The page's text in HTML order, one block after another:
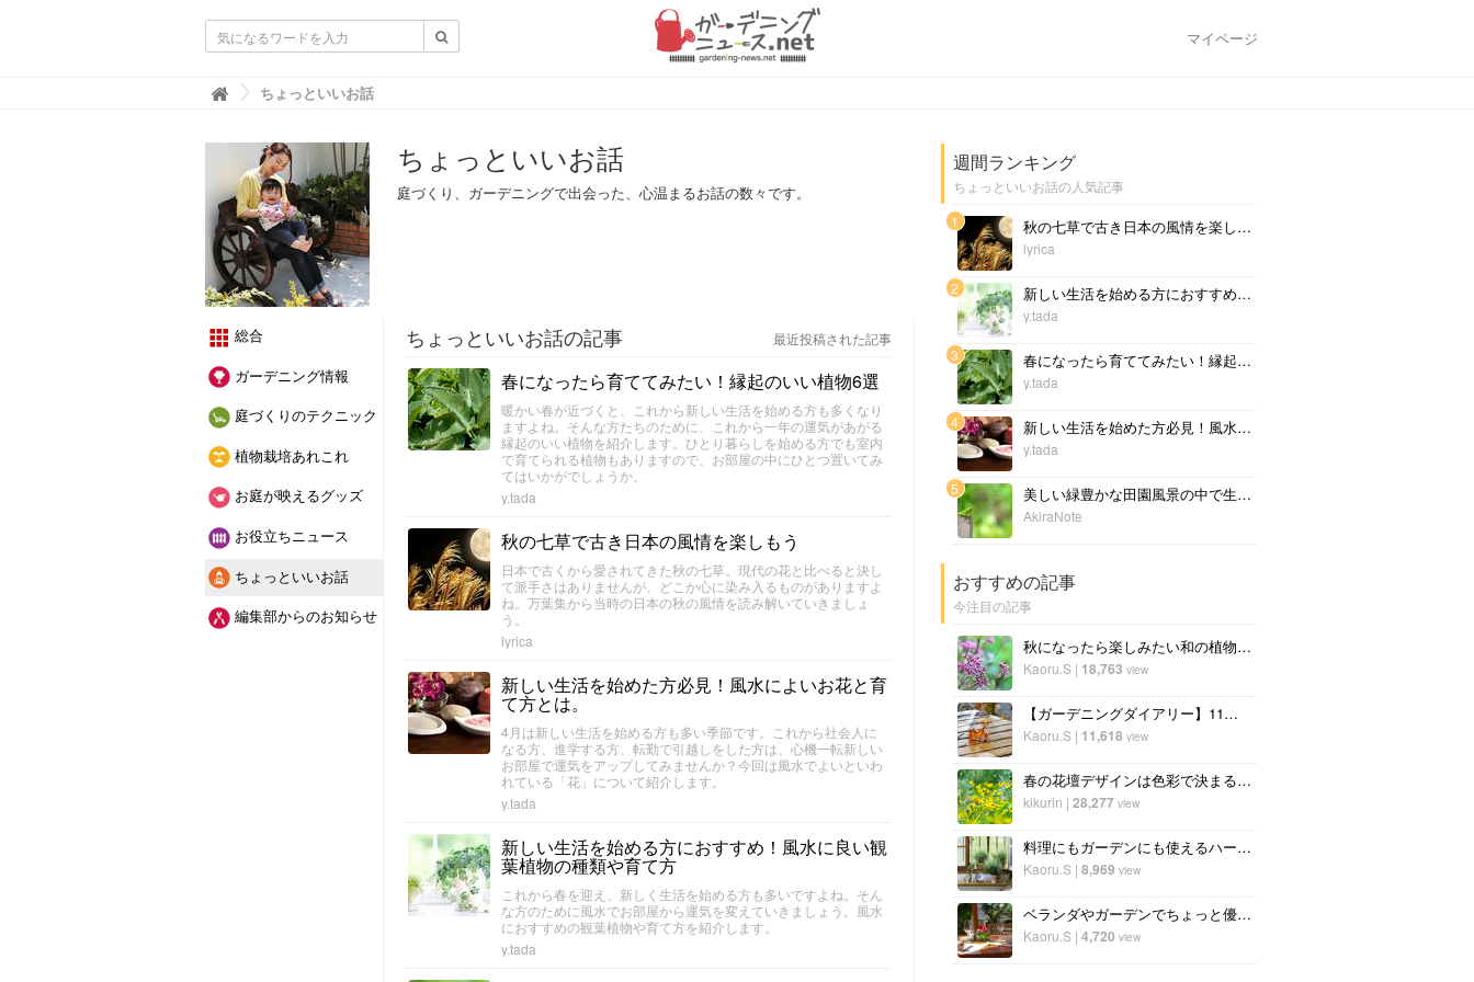
マイページ
ガーデニングニュース.net
ちょっといいお話
ちょっといいお話
庭づくり、ガーデニングで出会った、心温まるお話の数々です。
総合
ガーデニング情報
庭づくりのテクニック
植物栽培あれこれ
お庭が映えるグッズ
お役立ちニュース
ちょっといいお話
編集部からのお知らせ
ちょっといいお話の記事 最近投稿された記事
春になったら育ててみたい！縁起のいい植物6選
暖かい春が近づくと、これから新しい生活を始める方も多くなり
ますよね。そんな方たちのために、これから一年の運気があがる
縁起のいい植物を紹介します。ひとり暮らしを始める方でも室内
で育てられる植物もありますので、お部屋の中にひとつ置いてみ
てはいかがでしょうか。
y.tada
秋の七草で古き日本の風情を楽しもう
日本で古くから愛されてきた秋の七草。現代の花と比べると決し
て派手さはありませんが、どこか心に染み入るものがありますよ
ね。万葉集から当時の日本の秋の風情を読み解いていきましょ
う。
lyrica
新しい生活を始めた方必見！風水によいお花と育
て方とは。
4月は新しい生活を始める方も多い季節です。これから社会人に
なる方、進学する方、転勤で引越しをした方は、心機一転新しい
お部屋で運気をアップしてみませんか？今回は風水でよいといわ
れている「花」について紹介します。
y.tada
新しい生活を始める方におすすめ！風水に良い観
葉植物の種類や育て方
これから春を迎え、新しく生活を始める方も多いですよね。そん
な方のために風水でお部屋から運気を変えていきましょう。風水
におすすめの観葉植物や育て方を紹介します。
y.tada
週間ランキング
ちょっといいお話の人気記事
1
秋の七草で古き日本の風情を楽しもう
lyrica
2 新しい生活を始める方におすすめ！風水に良い観葉植物の種類や育て方
y.tada
3 春になったら育ててみたい！縁起のいい植物6選
y.tada
4 新しい生活を始めた方必見！風水によいお花と育て方とは。
y.tada
5 美しい緑豊かな田園風景の中で生活した子供がつけた【3つの足跡】の話
AkiraNote
おすすめの記事
今注目の記事
秋になったら楽しみたい和の植物。どんなものがある？
Kaoru.S| 18,763 view
【ガーデニングダイアリー】11月・12月の庭仕事
Kaoru.S| 11,618 view
春の花壇デザインは色彩で決まる！失敗しないおしゃれな庭づくりとは？
kikurin | 28,277 view
料理にもガーデンにも使えるハーブ。ローズマリーの育て方と楽しみ方
Kaoru.S| 8,969 view
ベランダやガーデンでちょっと優雅に。グランピング気分を楽しもう！
Kaoru.S| 4,720 view